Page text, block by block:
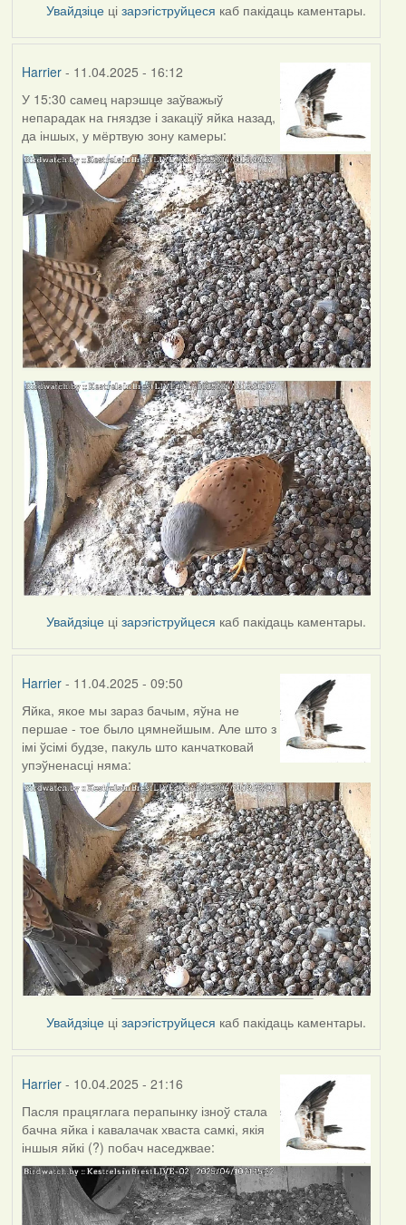
Увайдзіце цізарэгіструйцеся каб пакідаць каментары.
Harrier- 11.04.2025 - 16:12
У 15:30 самец нарэшце заўважыў
непарадак на гняздзе і закаціў яйка назад,
да іншых, у мёртвую зону камеры:
Увайдзіце цізарэгіструйцеся каб пакідаць каментары.
Harrier- 11.04.2025 - 09:50
Яйка, якое мы зараз бачым, яўна не
першае - тое было цямнейшым. Але што з
імі ўсімі будзе, пакуль што канчатковай
упэўненасці няма:
Увайдзіце цізарэгіструйцеся каб пакідаць каментары.
Harrier- 10.04.2025 - 21:16
Пасля працяглага перапынку ізноў стала
бачна яйка і кавалачак хваста самкі, якія
іншыя яйкі (?) побач наседжвае: